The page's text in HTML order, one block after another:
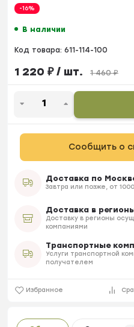
-16%
В наличии
Код товара: 611-114-100
1 220 ₽/ шт. 1 460₽
Сообщить о
Доставка по
Завтра или позже, от
Доставка в
Доставку в регионы
компаниями
Транспортные
Услуги транспортной
получателем
Избранное